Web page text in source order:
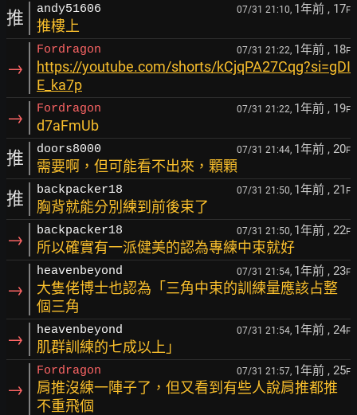
推 andy51606 07/31 21:10, 1年前 , 17F
推樓上
→
Fordragon 07/31 21:22, 1年前 , 18F
https://youtube.com/shorts/kCjqPA27Cqg?si=gDI
E_ka7p
→ Fordragon 07/31 21:22, 1年前 , 19F
d7aFmUb
推 doors8000 07/31 21:44, 1年前 , 20F
需要啊，但可能看不出來，顆顆
推 backpacker18 07/31 21:50, 1年前 , 21 F
胸背就能分別練到前後束了
→ backpacker18 07/31 21:50, 1年前 , 22F
所以確實有一派健美的認為專練中束就好
→
heavenbeyond 07/31 21:54, 1年前 , 23F
大隻佬博士也認為「三角中束的訓練量應該占整
個三角
→ heavenbeyond 07/31 21:54, 1年前 , 24F
肌群訓練的七成以上」
→
Fordragon 07/31 21:57, 1年前 , 25F
肩推沒練一陣子了，但又看到有些人說肩推都推
不重飛個